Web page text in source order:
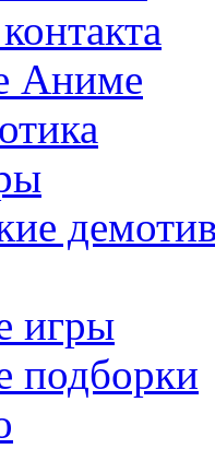
Аниме
игры
подборки